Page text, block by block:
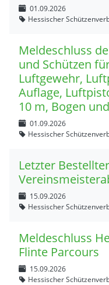
01.09.2026
Hessischer
Meldeschluss
und Schützen
Luftgewehr,
Auflage,
10 m, Bogen
01.09.2026
Hessischer
Letzter
15.09.2026
Hessischer
Meldeschluss
Flinte Parcours
15.09.2026
Hessischer